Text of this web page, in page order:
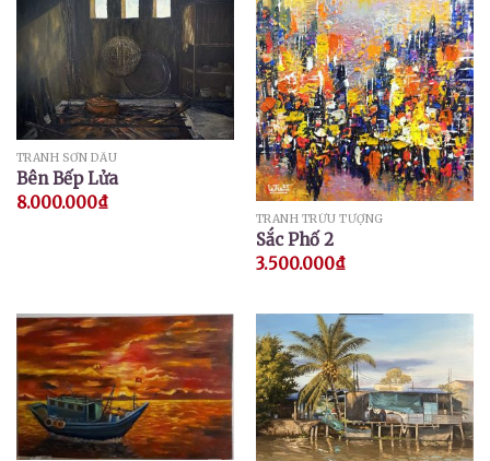
TRANH SƠN DẦU
Bên Bếp Lửa
8.000.000₫
TRANH TRỪU TƯỢNG
Sắc Phố 2
3.500.000₫